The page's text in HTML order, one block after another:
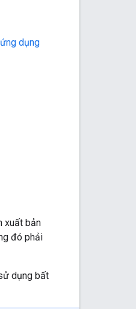
dụng
xuất bản
đó phải
dụng bất